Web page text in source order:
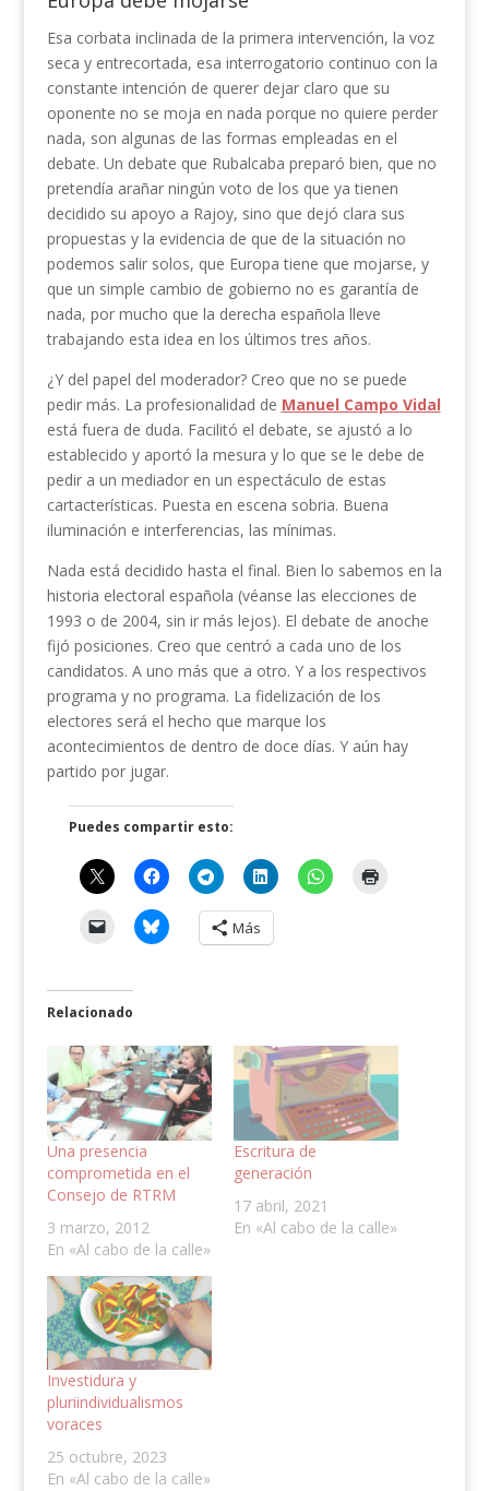
Esa corbata inclinada de la primera intervención, la voz
seca y entrecortada, esa interrogatorio continuo con la
constante intención de querer dejar claro que su
oponente no se moja en nada porque no quiere perder
nada, son algunas de las formas empleadas en el
debate. Un debate que Rubalcaba preparó bien, que no
pretendía arañar ningún voto de los que ya tienen
decidido su apoyo a Rajoy, sino que dejó clara sus
propuestas y la evidencia de que de la situación no
podemos salir solos, que Europa tiene que mojarse, y
que un simple cambio de gobierno no es garantía de
nada, por mucho que la derecha española lleve
trabajando esta idea en los últimos tres años.
¿Y del papel del moderador? Creo que no se puede
pedir más. La profesionalidad de Manuel Campo Vidal
está fuera de duda. Facilitó el debate, se ajustó a lo
establecido y aportó la mesura y lo que se le debe de
pedir a un mediador en un espectáculo de estas
cartacterísticas. Puesta en escena sobria. Buena
iluminación e interferencias, las mínimas.
Nada está decidido hasta el final. Bien lo sabemos en la
historia electoral española (véanse las elecciones de
1993 o de 2004, sin ir más lejos). El debate de anoche
fijó posiciones. Creo que centró a cada uno de los
candidatos. A uno más que a otro. Y a los respectivos
programa y no programa. La fidelización de los
electores será el hecho que marque los
acontecimientos de dentro de doce días. Y aún hay
partido por jugar.
Puedes compartir esto:
Más
Relacionado
Una presencia
comprometida en el
Consejo de RTRM
3 marzo, 2012
En «Al cabo de la calle»
Escritura de
generación
17 abril, 2021
En «Al cabo de la calle»
Investidura y
pluriindividualismos
voraces
25 octubre, 2023
En «Al cabo de la calle»